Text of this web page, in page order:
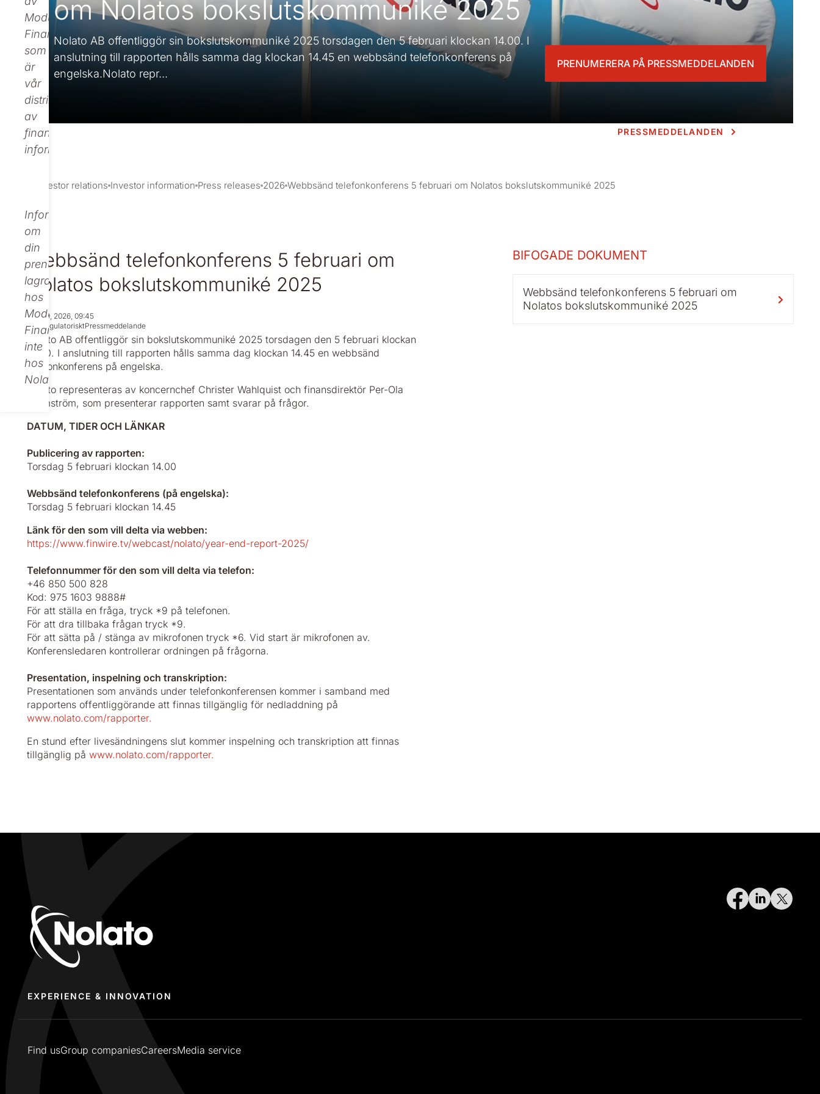
Modular
Finance,
som
är
vår
distributör
av
finansiell
information.
Informationen
om
din
prenumeration
lagras
hos
Modular
Finance,
inte
hos
Nolato.
om Nolatos bokslutskommuniké 2025
Nolato AB offentliggör sin bokslutskommuniké 2025 torsdagen den 5 februari klockan 14.00. I
anslutning till rapporten hålls samma dag klockan 14.45 en webbsänd telefonkonferens på
engelska.Nolato repr...
PRENUMERERA PÅ PRESSMEDDELANDEN
Investor relations Investor information Press releases 2026 Webbsänd telefonkonferens 5 februari om Nolatos bokslutskommuniké 2025
Webbsänd telefonkonferens 5 februari om
Nolatos bokslutskommuniké 2025
Jan 29, 2026, 09:45
Icke regulatorisktPressmeddelande
Nolato AB offentliggör sin bokslutskommuniké 2025 torsdagen den 5 februari klockan
14.00. I anslutning till rapporten hålls samma dag klockan 14.45 en webbsänd
telefonkonferens på engelska.
Nolato representeras av koncernchef Christer Wahlquist och finansdirektör Per-Ola
Holmström, som presenterar rapporten samt svarar på frågor.
DATUM, TIDER OCH LÄNKAR
Publicering av rapporten:
Torsdag 5 februari klockan 14.00
Webbsänd telefonkonferens (på engelska):
Torsdag 5 februari klockan 14.45
Länk för den som vill delta via webben:
https://www.finwire.tv/webcast/nolato/year-end-report-2025/
Telefonnummer för den som vill delta via telefon:
+46 850 500 828
Kod: 975 1603 9888#
För att ställa en fråga, tryck *9 på telefonen.
För att dra tillbaka frågan tryck *9.
För att sätta på / stänga av mikrofonen tryck *6. Vid start är mikrofonen av.
Konferensledaren kontrollerar ordningen på frågorna.
Presentation, inspelning och transkription:
Presentationen som används under telefonkonferensen kommer i samband med
rapportens offentliggörande att finnas tillgänglig för nedladdning på
www.nolato.com/rapporter.
En stund efter livesändningens slut kommer inspelning och transkription att finnas
tillgänglig på www.nolato.com/rapporter.
BIFOGADE DOKUMENT
Webbsänd telefonkonferens 5 februari om
Nolatos bokslutskommuniké 2025
PRESSMEDDELANDEN
EXPERIENCE & INNOVATION
Find usGroup companiesCareersMedia service